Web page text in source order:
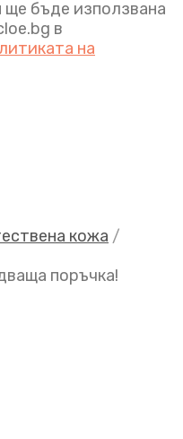
бъде използвана
в
на
кожа /
поръчка!